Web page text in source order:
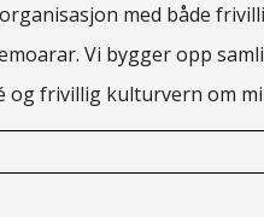
med både
Vi bygger opp
og frivillig kulturvern om